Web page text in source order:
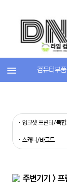
컴퓨터부품
· 잉크젯 프린터/복합
· 스캐너/바코드
주변기기 >